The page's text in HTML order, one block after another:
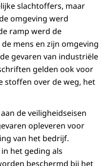
slachtoffers, maar
omgeving werd
ramp werd de
mens en zijn omgeving
gevaren van industriële
gelden ook voor
stoffen over de weg, het
de veiligheidseisen
opleveren voor
van het bedrijf.
het geding als
beschermd bij het